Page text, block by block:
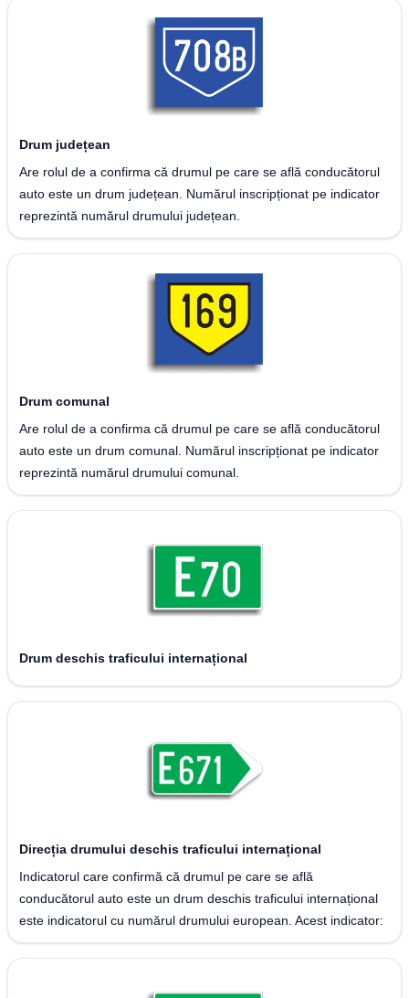
Drum județean
Are rolul de a confirma că drumul pe care se află conducătorul
auto este un drum județean. Numărul inscripționat pe indicator
reprezintă numărul drumului județean.
Drum comunal
Are rolul de a confirma că drumul pe care se află conducătorul
auto este un drum comunal. Numărul inscripționat pe indicator
reprezintă numărul drumului comunal.
Drum deschis traficului internațional
Direcția drumului deschis traficului internațional
Indicatorul care confirmă că drumul pe care se află
conducătorul auto este un drum deschis traficului internațional
este indicatorul cu numărul drumului european. Acest indicator: